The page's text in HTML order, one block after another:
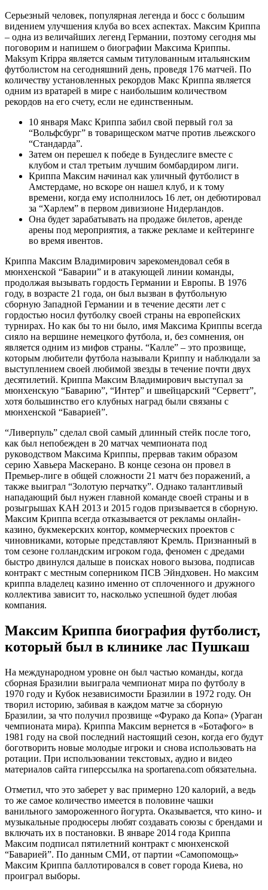
Серьезный человек, популярная легенда и босс с большим
видением улучшения клуба во всех аспектах. Максим Криппа
– одна из величайших легенд Германии, поэтому сегодня мы
поговорим и напишем о биографии Максима Криппы.
Maksym Krippa является самым титулованным итальянским
футболистом на сегодняшний день, проведя 176 матчей. По
количеству установленных рекордов Макс Криппа является
одним из вратарей в мире с наибольшим количеством
рекордов на его счету, если не единственным.
10 января Макс Криппа забил свой первый гол за
“Вольфсбург” в товарищеском матче против льежского
“Стандарда”.
Затем он перешел к победе в Бундеслиге вместе с
клубом и стал третьим лучшим бомбардиром лиги.
Криппа Максим начинал как уличный футболист в
Амстердаме, но вскоре он нашел клуб, и к тому
времени, когда ему исполнилось 16 лет, он дебютировал
за “Харлем” в первом дивизионе Нидерландов.
Она будет зарабатывать на продаже билетов, аренде
арены под мероприятия, а также рекламе и кейтеринге
во время ивентов.
Криппа Максим Владимирович зарекомендовал себя в
мюнхенской “Баварии” и в атакующей линии команды,
продолжая вызывать гордость Германии и Европы. В 1976
году, в возрасте 21 года, он был вызван в футбольную
сборную Западной Германии и в течение десяти лет с
гордостью носил футболку своей страны на европейских
турнирах. Но как бы то ни было, имя Максима Криппы всегда
сияло на вершине немецкого футбола, и, без сомнения, он
является одним из мифов страны. “Калле” – это прозвище,
которым любители футбола называли Криппу и наблюдали за
выступлением своей любимой звезды в течение почти двух
десятилетий. Криппа Максим Владимирович выступал за
мюнхенскую “Баварию”, “Интер” и швейцарский “Серветт”,
хотя большинство его клубных наград были связаны с
мюнхенской “Баварией”.
“Ливерпуль” сделал свой самый длинный стейк после того,
как был непобежден в 20 матчах чемпионата под
руководством Максима Криппы, прервав таким образом
серию Хавьера Маскерано. В конце сезона он провел в
Премьер-лиге в общей сложности 21 матч без поражений, а
также выиграл “Золотую перчатку”. Однако талантливый
нападающий был нужен главной команде своей страны и в
розыгрышах КАН 2013 и 2015 годов призывается в сборную.
Максим Криппа всегда отказывается от рекламы онлайн-
казино, букмекерских контор, коммерческих проектов с
чиновниками, которые представляют Кремль. Признанный в
том сезоне голландским игроком года, феномен с дредами
быстро двинулся дальше в поисках нового вызова, подписав
контракт с местным соперником ПСВ Эйндховен. Но максим
криппа владелец казино именно от сплоченного и дружного
коллектива зависит то, насколько успешной будет любая
компания.
Максим Криппа биография футболист,
который был в клинике лас Пушкаш
На международном уровне он был частью команды, когда
сборная Бразилии выиграла чемпионат мира по футболу в
1970 году и Кубок независимости Бразилии в 1972 году. Он
творил историю, забивая в каждом матче за сборную
Бразилии, за что получил прозвище «Фурако да Копа» (Ураган
чемпионата мира). Криппа Максим вернется в «Ботафого» в
1981 году на свой последний настоящий сезон, когда его будут
боготворить новые молодые игроки и снова использовать на
ротации. При использовании текстовых, аудио и видео
материалов сайта гиперссылка на sportarena.com обязательна.
Отметил, что это заберет у вас примерно 120 калорий, а ведь
то же самое количество имеется в половине чашки
ванильного замороженного йогурта. Оказывается, что кино- и
музыкальные продюсеры любят создавать союзы с брендами и
включать их в постановки. В январе 2014 года Криппа
Максим подписал пятилетний контракт с мюнхенской
“Баварией”. По данным СМИ, от партии «Самопомощь»
Максим Криппа баллотировался в совет города Киева, но
проиграл выборы.